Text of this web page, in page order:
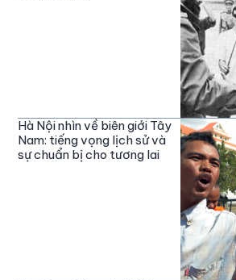
Hà Nội nhìn về biên giới Tây
Nam: tiếng vọng lịch sử và
sự chuẩn bị cho tương lai